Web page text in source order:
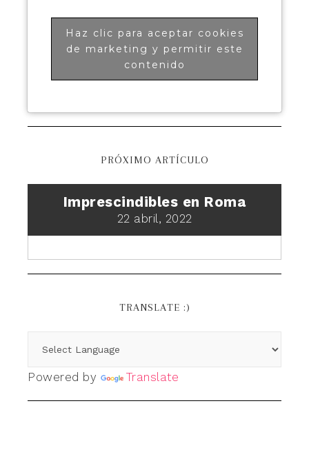
Haz clic para aceptar cookies
de marketing y permitir este
contenido
PRÓXIMO ARTÍCULO
Imprescindibles en Roma
22 abril, 2022
TRANSLATE :)
Powered by Translate